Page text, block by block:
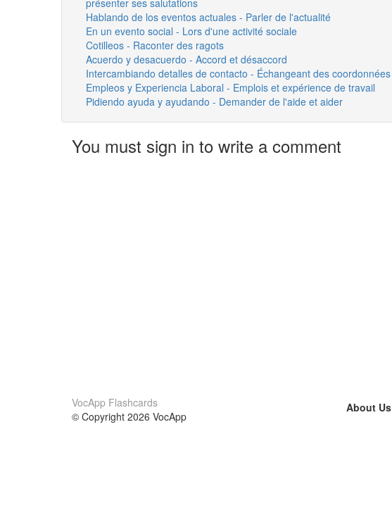
Hablando de los eventos actuales - Parler de l'actualité
En un evento social - Lors d'une activité sociale
Cotilleos - Raconter des ragots
Acuerdo y desacuerdo - Accord et désaccord
Intercambiando detalles de contacto - Échangeant des coordonnées
Empleos y Experiencia Laboral - Emplois et expérience de travail
Pidiendo ayuda y ayudando - Demander de l'aide et aider
You must sign in to write a comment
VocApp Flashcards
© Copyright 2026 VocApp
About Us